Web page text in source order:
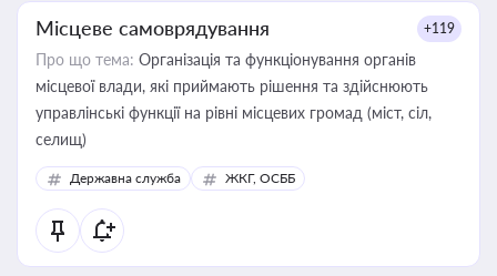
Місцеве самоврядування +119
Про що тема: Організація та функціонування органів
місцевої влади, які приймають рішення та здійснюють
управлінські функції на рівні місцевих громад (міст, сіл,
селищ)
Державна служба ЖКГ, ОСББ